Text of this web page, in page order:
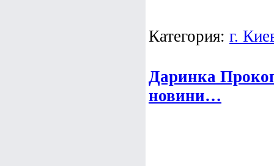
Категория: г.
Даринка
новини…